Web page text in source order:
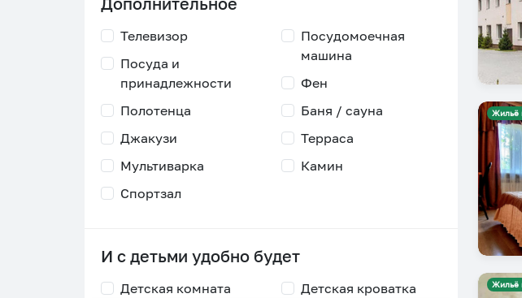
Телевизор
Посуда и
принадлежности
Посудомоечная
машина
Фен
Полотенца
Джакузи
Баня / сауна
Терраса
Мультиварка
Спортзал
Камин
И с детьми удобно будет
Детская комната
Детская кроватка
Жильё
Жильё